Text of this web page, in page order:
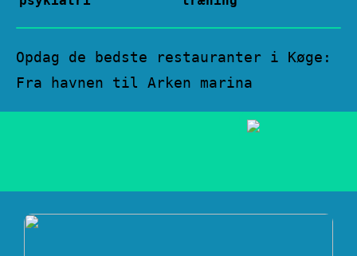
Opdag de bedste restauranter i Køge:
Fra havnen til Arken marina